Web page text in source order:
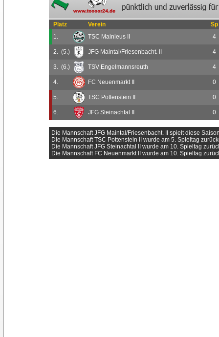
Platz Verein
Sp
1.
TSC Mainleus II 4
2. (5.) JFG Maintal/Friesenbacht. II 4
3. (6.) TSV Engelmannsreuth 4
4. FC Neuenmarkt II 0
5. TSC Pottenstein II 0
6. JFG Steinachtal II 0
Die Mannschaft JFG Maintal/Friesenbacht. II spielt diese
Die Mannschaft TSC Pottenstein II wurde am 5. Spieltag
Die Mannschaft JFG Steinachtal II wurde am 10. Spieltag
Die Mannschaft FC Neuenmarkt II wurde am 10. Spieltag